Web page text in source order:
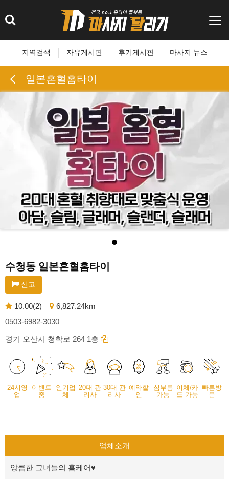
지역검색 자유게시판 후기게시판 마사지 뉴스
일본혼혈홈타이
수청동 일본혼혈홈타이
신고
10.00(2)
6,827.24km
0503-6982-3030
경기 오산시 청학로 264 1층
24시영
업
이벤트
중
인기업
체
20대 관
리사
30대 관
리사
예약할
인
심부름
가능
이체/카
드 가능
빠른방
문
업체소개
앙큼한 그녀들의 홈케어♥